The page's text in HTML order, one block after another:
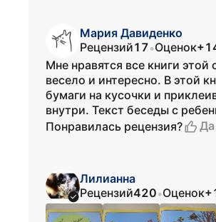
Мария Давиденко
Рецензий17•Оценок
Мне нравятся все книги
весело и интересно. В этой
бумаги на кусочки и
внутри. Текст беседы с
Понравилась рецензия?
Да
Лилианна
Рецензий420•Оценок